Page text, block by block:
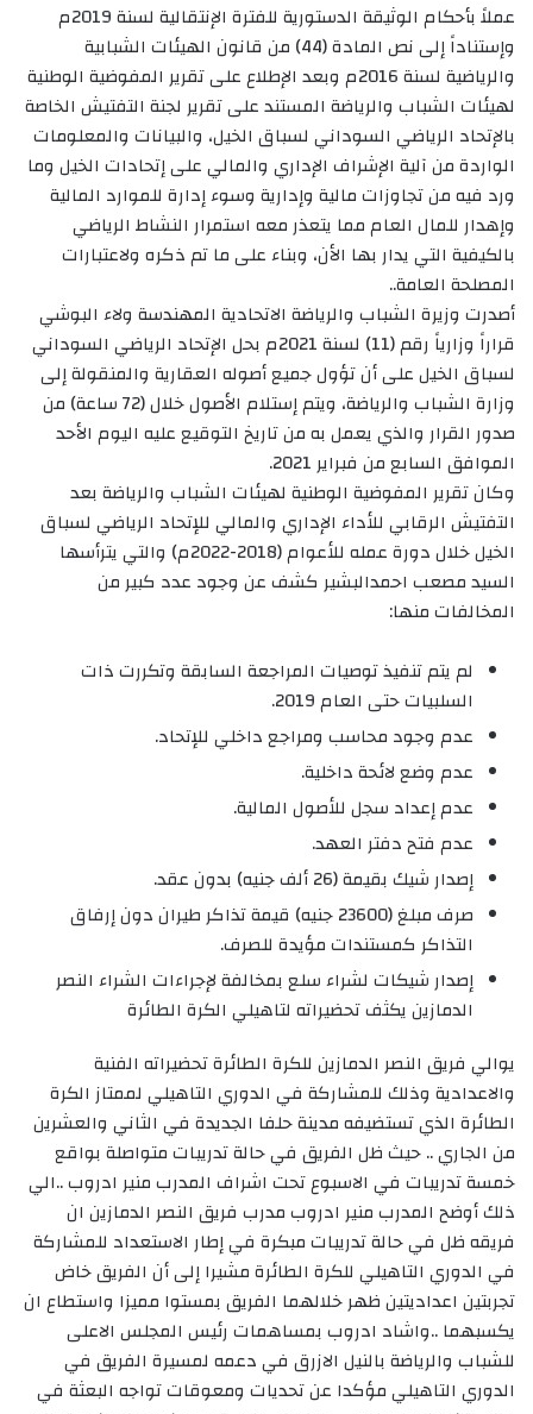
عملاً بأحكام الوثيقة الدستورية للفترة الإنتقالية لسنة 2019م
وإستناداً إلى نص المادة (44) من قانون الهيئات الشبابية
والرياضية لسنة 2016م وبعد الإطلاع على تقرير المفوضية الوطنية
لهيئات الشباب والرياضة المستند على تقرير لجنة التفتيش الخاصة
بالإتحاد الرياضي السوداني لسباق الخيل، والبيانات والمعلومات
الواردة من آلية الإشراف الإداري والمالي على إتحادات الخيل وما
ورد فيه من تجاوزات مالية وإدارية وسوء إدارة للموارد المالية
وإهدار للمال العام مما يتعذر معه استمرار النشاط الرياضي
بالكيفية التي يدار بها الأن، وبناء على ما تم ذكره ولاعتبارات
المصلحة العامة..
أصدرت وزيرة الشباب والرياضة الاتحادية المهندسة ولاء البوشي
قراراً وزارياً رقم (11) لسنة 2021م بحل الإتحاد الرياضي السوداني
لسباق الخيل على أن تؤول جميع أصوله العقارية والمنقولة إلى
وزارة الشباب والرياضة، ويتم إستلام الأصول خلال (72 ساعة) من
صدور القرار والذي يعمل به من تاريخ التوقيع عليه اليوم الأحد
الموافق السابع من فبراير 2021.
وكان تقرير المفوضية الوطنية لهيئات الشباب والرياضة بعد
التفتيش الرقابي للأداء الإداري والمالي للإتحاد الرياضي لسباق
الخيل خلال دورة عمله للأعوام (2018-2022م) والتي يترأسها
السيد مصعب احمدالبشير كشف عن وجود عدد كبير من
المخالفات منها:
لم يتم تنفيذ توصيات المراجعة السابقة وتكررت ذات
السلبيات حتى العام 2019.
عدم وجود محاسب ومراجع داخلي للإتحاد.
عدم وضع لائحة داخلية.
عدم إعداد سجل للأصول المالية.
عدم فتح دفتر العهد.
إصدار شيك بقيمة (26 ألف جنيه) بدون عقد.
صرف مبلغ (23600 جنيه) قيمة تذاكر طيران دون إرفاق
التذاكر كمستندات مؤيدة للصرف.
إصدار شيكات لشراء سلع بمخالفة لإجراءات الشراء النصر
الدمازين يكثف تحضيراته لتاهيلي الكرة الطائرة
يوالي فريق النصر الدمازين للكرة الطائرة تحضيراته الفنية
والاعدادية وذلك للمشاركة في الدوري التاهيلي لممتاز الكرة
الطائرة الذي تستضيفه مدينة حلفا الجديدة في الثاني والعشرين
من الجاري .. حيث ظل الفريق في حالة تدريبات متواصلة بواقع
خمسة تدريبات في الاسبوع تحت اشراف المدرب منير ادروب ..الي
ذلك أوضح المدرب منير ادروب مدرب فريق النصر الدمازين ان
فريقه ظل في حالة تدريبات مبكرة في إطار الاستعداد للمشاركة
في الدوري التاهيلي للكرة الطائرة مشيرا إلى أن الفريق خاض
تجربتين اعداديتين ظهر خلالهما الفريق بمستوا مميزا واستطاع ان
يكسبهما ..واشاد ادروب بمساهمات رئيس المجلس الاعلى
للشباب والرياضة بالنيل الازرق في دعمه لمسيرة الفريق في
الدوري التاهيلي مؤكدا عن تحديات ومعوقات تواجه البعثة في